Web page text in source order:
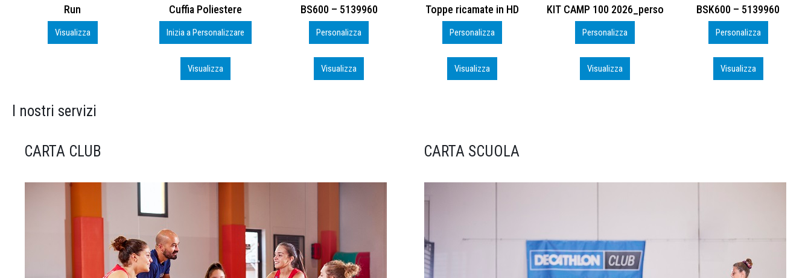
Cuffia Poliestere
Inizia a Personalizzare
BS600 – 5139960
Personalizza
Visualizza
Toppe ricamate in HD
Personalizza
Visualizza
KIT CAMP 100 2026_perso
Personalizza
Visualizza
BSK600 – 5139960
Personalizza
Visualizza
DTF
Personalizza
Visualizza
I nostri servizi
CARTA CLUB CARTA SCUOLA